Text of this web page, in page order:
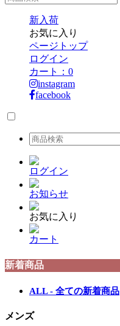
新入荷
お気に入り
ページトップ
ログイン
カート： 0
instagram
facebook
ログイン
お知らせ
お気に入り
カート
新着商品
ALL - 全ての新着商品
メンズ